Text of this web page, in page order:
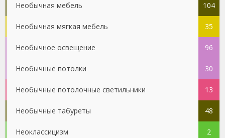
Необычная мебель 104
Необычная мягкая мебель 35
Необычное освещение 96
Необычные потолки 30
Необычные потолочные светильники 13
Необычные табуреты 48
Неоклассицизм 2